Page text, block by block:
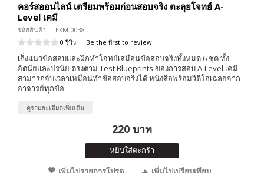
คอร์สออนไลน์ เตรียมพร้อมก่อนสอบจริง ตะลุยโจทย์ A-
Level เคมี
รหัสสินค้า : I-EXM-0038
0 รีวิว | Be the first to review
เก็งแนวข้อสอบและฝึกทำโจทย์เสมือนข้อสอบจริงทั้งหมด 6 ชุด ทั้ง
อัตนัยและปรนัย ตรงตาม Test Blueprints ของการสอบ A-Level เคมี
สามารถจับเวลาเหมือนทำข้อสอบจริงได้ หนังสือพร้อมวิดีโอเฉลยจาก
อาจารย์ทุกข้อ
ดูรายละเอียดเพิ่มเติม
220 บาท
หยิบใส่ตะกร้า